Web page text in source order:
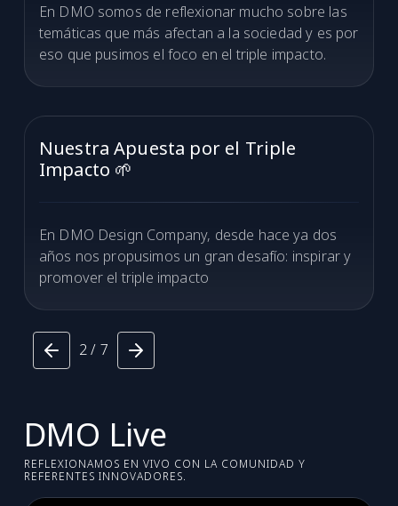
En DMO somos de reflexionar mucho sobre las
temáticas que más afectan a la sociedad y es por
eso que pusimos el foco en el triple impacto.
Nuestra Apuesta por el Triple
Impacto 🌱
En DMO Design Company, desde hace ya dos
años nos propusimos un gran desafío: inspirar y
promover el triple impacto
2 / 7
DMO Live
REFLEXIONAMOS EN VIVO CON LA COMUNIDAD Y
REFERENTES INNOVADORES.